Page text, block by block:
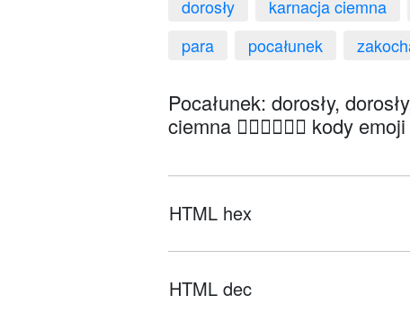
dorosły karnacja ciemna
para
pocałunek
Pocałunek: dorosły,
ciemna 🧑🏼‍❤️‍💋‍🧑🏿 kody
HTML hex
HTML dec